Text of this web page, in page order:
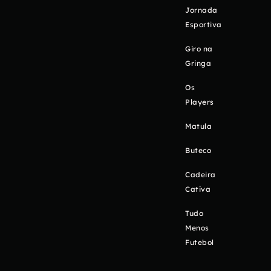
Jornada
Esportiva
Giro na
Gringa
Os
Players
Matula
Buteco
Cadeira
Cativa
Tudo
Menos
Futebol